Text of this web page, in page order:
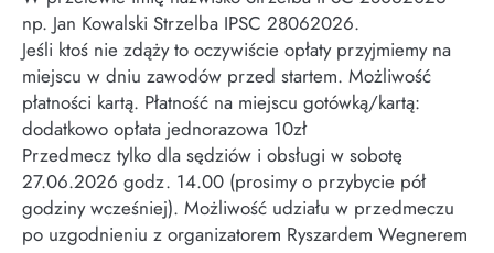
np. Jan Kowalski Strzelba IPSC 28062026.
Jeśli ktoś nie zdąży to oczywiście opłaty przyjmiemy na
miejscu w dniu zawodów przed startem. Możliwość
płatności kartą. Płatność na miejscu gotówką/kartą:
dodatkowo opłata jednorazowa 10zł
Przedmecz tylko dla sędziów i obsługi w sobotę
27.06.2026 godz. 14.00 (prosimy o przybycie pół
godziny wcześniej). Możliwość udziału w przedmeczu
po uzgodnieniu z organizatorem Ryszardem Wegnerem